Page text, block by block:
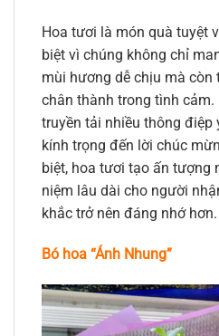
Hoa tươi là món quà tuyệt
biệt vì chúng không chỉ
mùi hương dễ chịu mà còn
chân thành trong tình
truyền tải nhiều thông điệp
kính trọng đến lời chúc
biệt, hoa tươi tạo ấn tượng
niệm lâu dài cho người
khắc trở nên đáng nhớ hơn.
Bó hoa “Ánh Nhung”